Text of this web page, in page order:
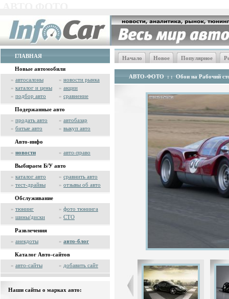
ГЛАВНАЯ
Новые автомобили
» автосалоны » новости рынка
» каталог и цены » акции
» подбор авто » сравнение
Подержанные авто
» продать авто » автобазар
» битые авто » выкуп авто
Авто-инфо
» новости » авто-право
Выбираем Б/У авто
» каталог авто » сравнить авто
» тест-драйвы » отзывы об авто
Обслуживание
» тюнинг » фото тюнинга
» шины/диски » СТО
Развлечения
» анекдоты » авто-блог
Каталог Авто-сайтов
» авто-сайты » добавить сайт
Наши сайты о марках авто:
Начало Новое Популярное
АВТО-ФОТО : : Обои на Рабочий